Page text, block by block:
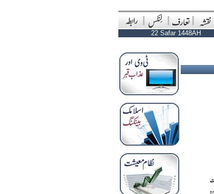
22 Safar 1448AH